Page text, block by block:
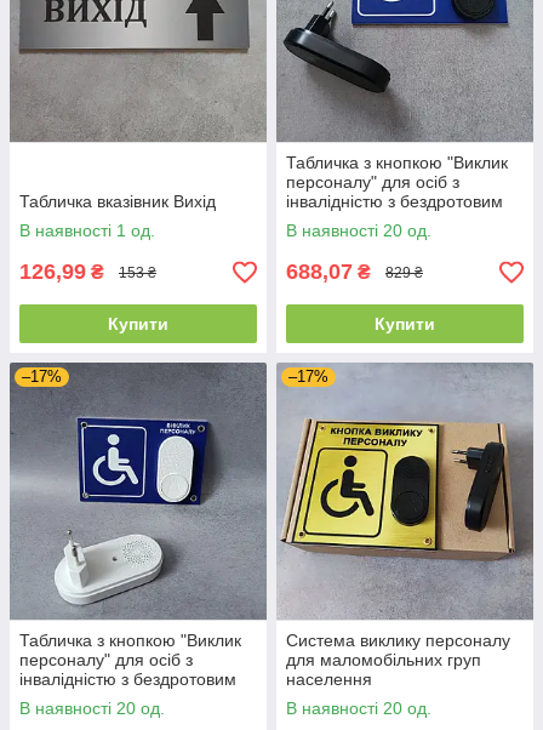
Табличка вказівник Вихід
В наявності 1 од.
126,99 ₴ 153 ₴
Купити
Табличка з кнопкою "Виклик
персоналу" для осіб з
інвалідністю з бездротовим
дзвінком Синя
В наявності 20 од.
688,07 ₴ 829 ₴
Купити
–17%
Табличка з кнопкою "Виклик
персоналу" для осіб з
інвалідністю з бездротовим
дзвінком Синя з білою
кнопкою
В наявності 20 од.
–17%
Система виклику персоналу
для маломобільних груп
населення
В наявності 20 од.